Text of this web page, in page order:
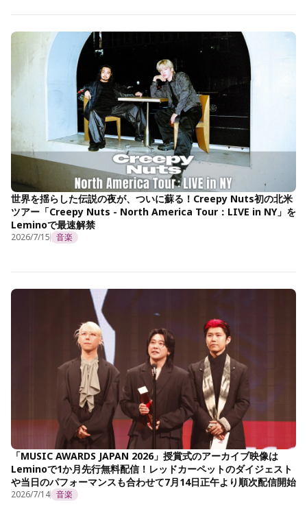
世界を揺らした伝説の夜が、ついに蘇る！Creepy Nuts初の北米
ツアー「Creepy Nuts - North America Tour：LIVE in NY」を
Leminoで最速解禁
2026/7/15 音楽
「MUSIC AWARDS JAPAN 2026」授賞式のアーカイブ映像は
Leminoで1か月先行無料配信！レッドカーペットのダイジェスト
や当日のパフォーマンスも合わせて7月14日正午より順次配信開始
2026/7/14 音楽